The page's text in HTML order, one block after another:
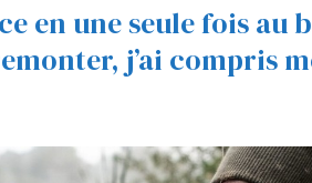
en une seule fois au
j’ai compris